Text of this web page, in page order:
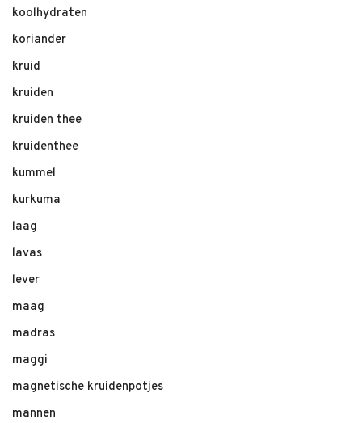
koolhydraten
koriander
kruid
kruiden
kruiden thee
kruidenthee
kummel
kurkuma
laag
lavas
lever
maag
madras
maggi
magnetische kruidenpotjes
mannen